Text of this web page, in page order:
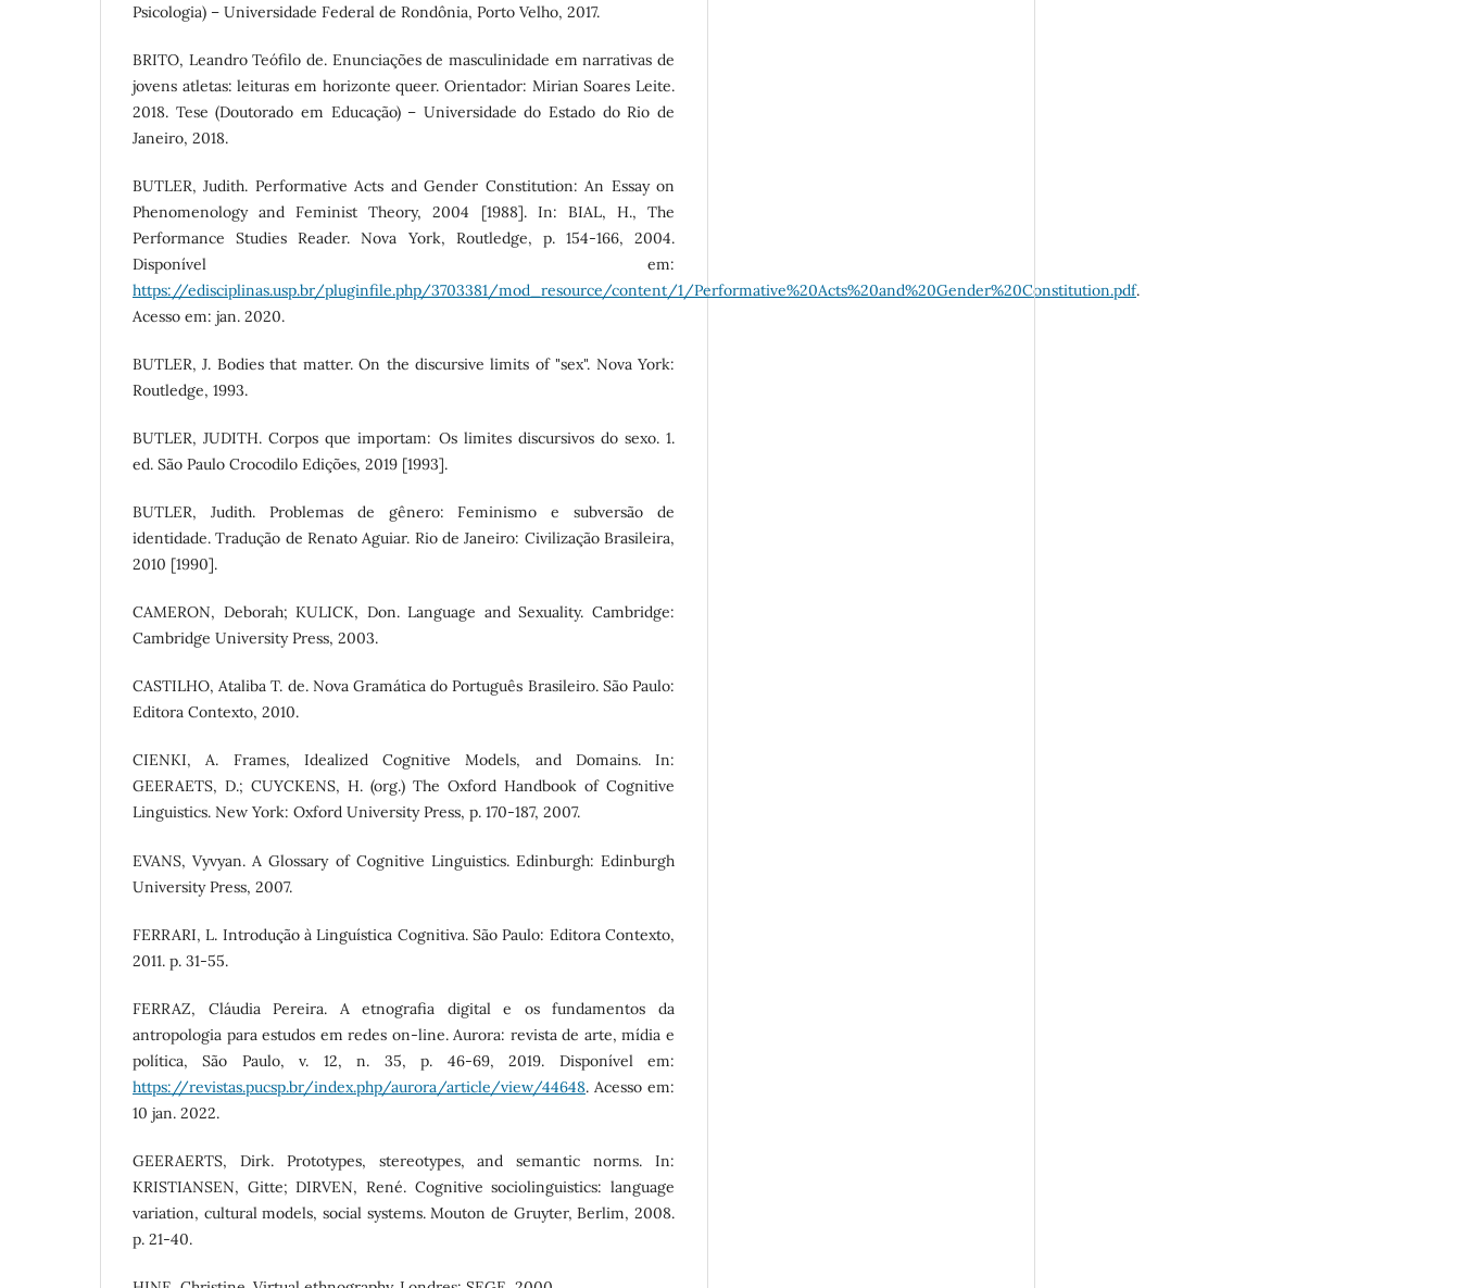
Psicologia) – Universidade Federal de Rondônia, Porto Velho, 2017.
BRITO, Leandro Teófilo de. Enunciações de masculinidade em narrativas de
jovens atletas: leituras em horizonte queer. Orientador: Mirian Soares Leite.
2018. Tese (Doutorado em Educação) – Universidade do Estado do Rio de
Janeiro, 2018.
BUTLER, Judith. Performative Acts and Gender Constitution: An Essay on
Phenomenology and Feminist Theory, 2004 [1988]. In: BIAL, H., The
Performance Studies Reader. Nova York, Routledge, p. 154-166, 2004.
Disponível em:
https://edisciplinas.usp.br/pluginfile.php/3703381/mod_resource/content/1/Performative%20Acts%20and%20Gender%20Constitution.pdf.
Acesso em: jan. 2020.
BUTLER, J. Bodies that matter. On the discursive limits of "sex". Nova York:
Routledge, 1993.
BUTLER, JUDITH. Corpos que importam: Os limites discursivos do sexo. 1.
ed. São Paulo Crocodilo Edições, 2019 [1993].
BUTLER, Judith. Problemas de gênero: Feminismo e subversão de
identidade. Tradução de Renato Aguiar. Rio de Janeiro: Civilização Brasileira,
2010 [1990].
CAMERON, Deborah; KULICK, Don. Language and Sexuality. Cambridge:
Cambridge University Press, 2003.
CASTILHO, Ataliba T. de. Nova Gramática do Português Brasileiro. São Paulo:
Editora Contexto, 2010.
CIENKI, A. Frames, Idealized Cognitive Models, and Domains. In:
GEERAETS, D.; CUYCKENS, H. (org.) The Oxford Handbook of Cognitive
Linguistics. New York: Oxford University Press, p. 170-187, 2007.
EVANS, Vyvyan. A Glossary of Cognitive Linguistics. Edinburgh: Edinburgh
University Press, 2007.
FERRARI, L. Introdução à Linguística Cognitiva. São Paulo: Editora Contexto,
2011. p. 31-55.
FERRAZ, Cláudia Pereira. A etnografia digital e os fundamentos da
antropologia para estudos em redes on-line. Aurora: revista de arte, mídia e
política, São Paulo, v. 12, n. 35, p. 46-69, 2019. Disponível em:
https://revistas.pucsp.br/index.php/aurora/article/view/44648. Acesso em:
10 jan. 2022.
GEERAERTS, Dirk. Prototypes, stereotypes, and semantic norms. In:
KRISTIANSEN, Gitte; DIRVEN, René. Cognitive sociolinguistics: language
variation, cultural models, social systems. Mouton de Gruyter, Berlim, 2008.
p. 21-40.